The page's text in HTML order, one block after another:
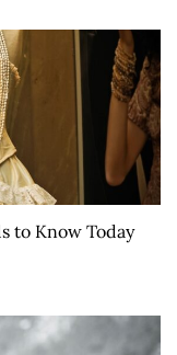
to Know Today